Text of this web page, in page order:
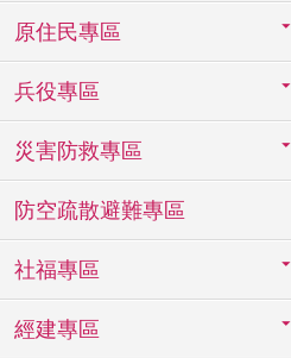
原住民專區
兵役專區
災害防救專區
防空疏散避難專區
社福專區
經建專區